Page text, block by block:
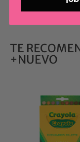
TE
+NUEVO